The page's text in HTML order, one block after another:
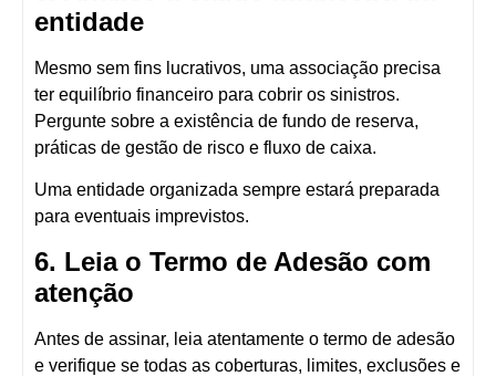
entidade
Mesmo sem fins lucrativos, uma associação precisa
ter equilíbrio financeiro para cobrir os sinistros.
Pergunte sobre a existência de fundo de reserva,
práticas de gestão de risco e fluxo de caixa.
Uma entidade organizada sempre estará preparada
para eventuais imprevistos.
6. Leia o Termo de Adesão com
atenção
Antes de assinar, leia atentamente o termo de adesão
e verifique se todas as coberturas, limites, exclusões e